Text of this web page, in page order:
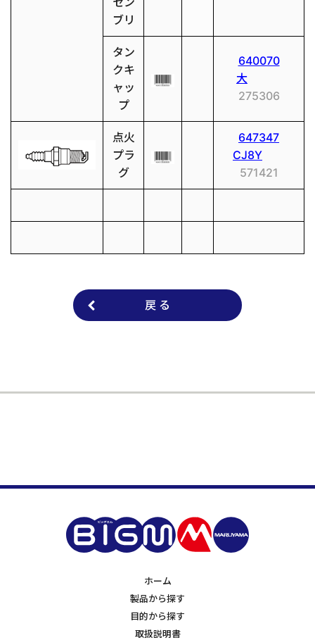
ブリ
タン
クキ
ャッ
プ
640070
大
275306
点火
プラ
グ
647347
CJ8Y
571421
戻 る
ホーム
製品から探す
目的から探す
取扱説明書